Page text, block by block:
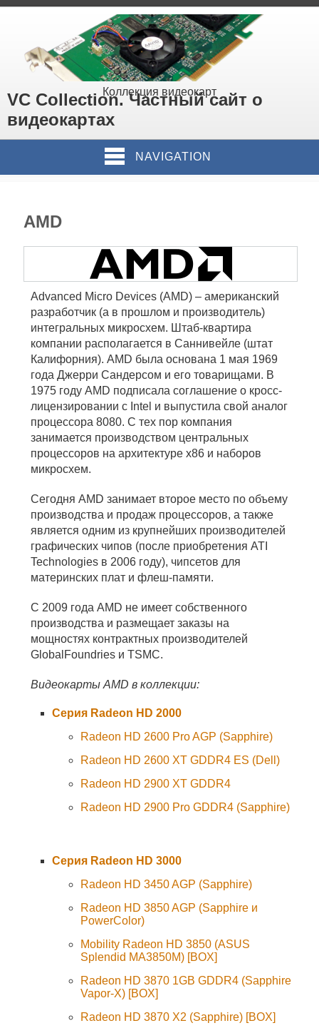
Коллекция видеокарт
VC Collection. Частный сайт о
видеокартах
NAVIGATION
AMD
Advanced Micro Devices (AMD) – американский
разработчик (а в прошлом и производитель)
интегральных микросхем. Штаб-квартира
компании располагается в Саннивейле (штат
Калифорния). AMD была основана 1 мая 1969
года Джерри Сандерсом и его товарищами. В
1975 году AMD подписала соглашение о кросс-
лицензировании с Intel и выпустила свой аналог
процессора 8080. С тех пор компания
занимается производством центральных
процессоров на архитектуре x86 и наборов
микросхем.
Сегодня AMD занимает второе место по объему
производства и продаж процессоров, а также
является одним из крупнейших производителей
графических чипов (после приобретения ATI
Technologies в 2006 году), чипсетов для
материнских плат и флеш-памяти.
С 2009 года AMD не имеет собственного
производства и размещает заказы на
мощностях контрактных производителей
GlobalFoundries и TSMC.
Видеокарты AMD в коллекции:
Серия Radeon HD 2000
Radeon HD 2600 Pro AGP (Sapphire)
Radeon HD 2600 XT GDDR4 ES (Dell)
Radeon HD 2900 XT GDDR4
Radeon HD 2900 Pro GDDR4 (Sapphire)
Серия Radeon HD 3000
Radeon HD 3450 AGP (Sapphire)
Radeon HD 3850 AGP (Sapphire и
PowerColor)
Mobility Radeon HD 3850 (ASUS
Splendid MA3850M) [BOX]
Radeon HD 3870 1GB GDDR4 (Sapphire
Vapor-X) [BOX]
Radeon HD 3870 X2 (Sapphire) [BOX]